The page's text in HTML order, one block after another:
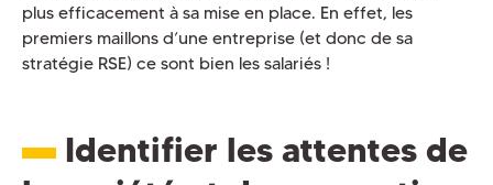
plus efficacement à sa mise en place. En effet, les
premiers maillons d’une entreprise (et donc de sa
stratégie RSE) ce sont bien les salariés !
Identifier les attentes de